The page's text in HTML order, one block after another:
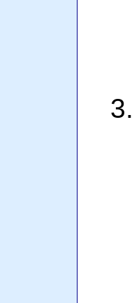
3.